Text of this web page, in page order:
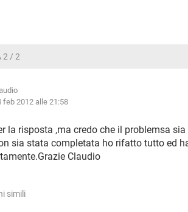
2 / 2
feb 2012 alle 21:58
la risposta ,ma credo che il problemsa
sia stata completata ho rifatto tutto ed
Claudio
simili